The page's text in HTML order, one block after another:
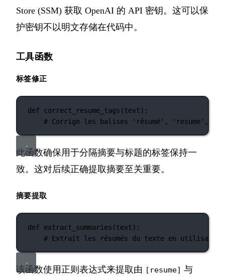
Store (SSM) 获取 OpenAI 的 API 密钥。这可以保
护密钥不以明文存储在代码中。
工具函数
标签修正
def correct_resume_tags (text):
# Corrige les balises 'résumé', 'resume',
此函数确保用于分隔摘要与标题的标签保持一
致。这对后续正确提取摘要至关重要。
摘要提取
def extract_summaries (text):
# Extrait les résumés du texte en utilisant
该函数使用正则表达式来提取由 [resume] 与